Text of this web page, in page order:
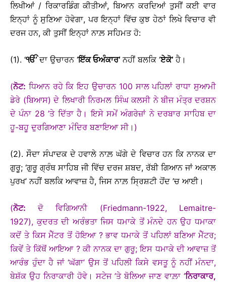
ਲਿਖੀਆਂ / ਰਿਕਾਰਡਿੰਗ ਕੀਤੀਆਂ, ਬਿਆਨ ਕਰਦਿਆਂ ਤੁਸੀਂ ਕਈ ਵਾਰ
ਇਨ੍ਹਾਂ ਨੂੰ ਸੁਣਿਆ ਹੋਵੇਗਾ, ਪਰ ਇਨ੍ਹਾਂ ਵਿੱਚ ਕੁਝ ਹੇਠਾਂ ਲਿਖੇ ਵਿਚਾਰ ਵੀ
ਦਰਜ ਹਨ, ਕੀ ਤੁਸੀਂ ਇਨ੍ਹਾਂ ਨਾਲ਼ ਸਹਿਮਤ ਹੋ:
(1). ‘ੴ’ ਦਾ ਉਚਾਰਨ ‘ਇੱਕ ਓਅੰਕਾਰ’ ਨਹੀਂ ਬਲਕਿ ‘ਏਕੋ’ ਹੈ।
(ਨੋਟ: ਧਿਆਨ ਰਹੇ ਕਿ ਇਹ ਉਚਾਰਨ 100 ਸਾਲ ਪਹਿਲਾਂ ਰਾਧਾ ਸੁਆਮੀ
ਡੇਰੇ (ਬਿਆਸ) ਦੇ ਲਿਖਾਰੀ ਨਿਰਮਲ ਸਿੰਘ ਕਲਸੀ ਨੇ ਬੀਜ ਮੰਤ੍ਰ ਦਰਸ਼ਨ
ਦੇ ਪੰਨਾ 28 ’ਤੇ ਦਿੱਤਾ ਹੈ। ਇਸੇ ਸਮੇਂ ਅੰਗਰੇਜ਼ਾਂ ਨੇ ਦਰਬਾਰ ਸਾਹਿਬ ਦਾ
ਹੂ-ਬਹੂ ਦੁਰਗਿਆਣਾ ਮੰਦਿਰ ਬਣਾਇਆ ਸੀ।)
(2). ਸੌਦਾ ਸੰਪਾਦਕ ਦੇ ਹਵਾਲੇ ਨਾਲ਼ ਘੱਗੇ ਦੇ ਵਿਚਾਰ ਹਨ ਕਿ ਨਾਨਕ ਦਾ
ਗੁਰੂ; ‘ਗੁਰੂ ਗ੍ਰੰਥ ਸਾਹਿਬ ਜੀ ਵਿੱਚ ਦਰਜ ਸ਼ਬਦ, ਰੱਬੀ ਗਿਆਨ ਜਾਂ ਅਕਾਲ
ਪੁਰਖ’ ਨਹੀਂ ਬਲਕਿ ਆਵਾਜ਼ ਹੈ, ਜਿਸ ਨਾਲ਼ ਸ੍ਰਿਸ਼ਟੀ ਹੋਂਦ ’ਚ ਆਈ।
(ਨੋਟ:
ਦੋ ਵਿਗਿਆਨੀ (Friedmann-1922, Lemaitre-
1927), ਕੁਦਰਤ ਦੀ ਅਰੰਭਤਾ ਜਿਸ ਧਮਾਕੇ ਤੋਂ ਮੰਨਦੇ ਹਨ ਉਹ ਧਮਾਕਾ
ਕਦੋਂ ਤੇ ਕਿਸ ਮੈੱਟਰ ਤੋਂ ਹੋਇਆ ? ਭਾਵ ਧਮਾਕੇ ਤੋਂ ਪਹਿਲਾਂ ਬਣਿਆ ਮੈੱਟਰ;
ਕਿਵੇਂ ਤੇ ਕਿੱਥੋਂ ਆਇਆ ? ਕੀ ਨਾਨਕ ਦਾ ਗੁਰੂ; ਇਸ ਧਮਾਕੇ ਦੀ ਆਵਾਜ਼ ਤੋਂ
ਆਰੰਭ ਹੁੰਦਾ ਹੈ ਜਾਂ ‘ਘੱਗਾ’ ਉਸ ਤੋਂ ਪਹਿਲੀ ਕਿਸੇ ਵਸਤੂ ਨੂੰ ਨਹੀਂ ਮੰਨਦਾ,
ਬੇਸ਼ੱਕ ਉਹ ਨਿਰਾਕਾਰੀ ਹੋਵੇ। ਸਟੇਜ ’ਤੇ ਬੋਲਿਆ ਜਾਣ ਵਾਲ਼ਾ ‘ਨਿਰਾਕਾਰ,